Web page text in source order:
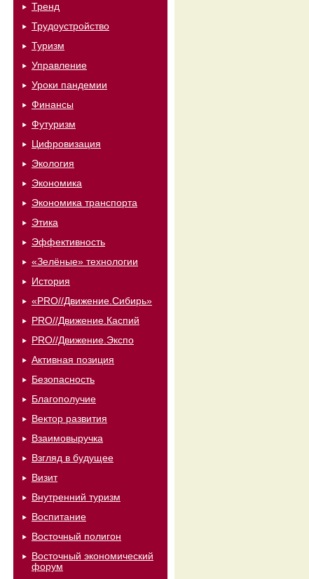
Тренд
Трудоустройство
Туризм
Управление
Уроки пандемии
Финансы
Футуризм
Цифровизация
Экология
Экономика
Экономика транспорта
Этика
Эффективность
«Зелёные» технологии
История
«PRO//Движение.Сибирь»
PRO//Движение.Каспий
PRO//Движение.Экспо
Активная позиция
Безопасность
Благополучие
Вектор развития
Взаимовыручка
Взгляд в будущее
Визит
Внутренний туризм
Воспитание
Восточный полигон
Восточный экономический
форум